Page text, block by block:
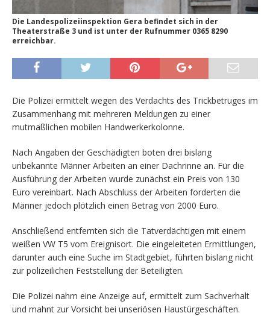
Die Landespolizeiinspektion Gera befindet sich in der
Theaterstraße 3 und ist unter der Rufnummer 0365 8290
erreichbar.
Die Polizei ermittelt wegen des Verdachts des Trickbetruges im
Zusammenhang mit mehreren Meldungen zu einer
mutmaßlichen mobilen Handwerkerkolonne.
Nach Angaben der Geschädigten boten drei bislang
unbekannte Männer Arbeiten an einer Dachrinne an. Für die
Ausführung der Arbeiten wurde zunächst ein Preis von 130
Euro vereinbart. Nach Abschluss der Arbeiten forderten die
Männer jedoch plötzlich einen Betrag von 2000 Euro.
Anschließend entfernten sich die Tatverdächtigen mit einem
weißen VW T5 vom Ereignisort. Die eingeleiteten Ermittlungen,
darunter auch eine Suche im Stadtgebiet, führten bislang nicht
zur polizeilichen Feststellung der Beteiligten.
Die Polizei nahm eine Anzeige auf, ermittelt zum Sachverhalt
und mahnt zur Vorsicht bei unseriösen Haustürgeschäften.